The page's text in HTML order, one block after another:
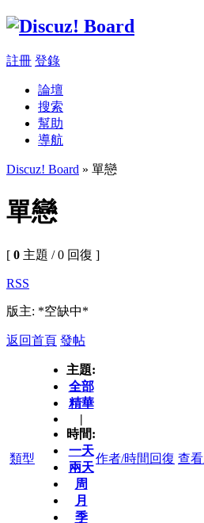
註冊 登錄
論壇
搜索
幫助
導航
Discuz! Board » 單戀
單戀
[ 0 主題 / 0 回復 ]
RSS
版主: *空缺中*
返回首頁 發帖
類型
主題:
全部
精華
|
時間:
一天
兩天
周
月
季
作者/時間 回復 查看